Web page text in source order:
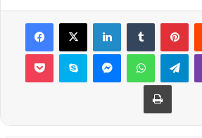
Facebook
X LinkedInTumblr
Pocket Skype MessengerWhatsApp
Yazdır